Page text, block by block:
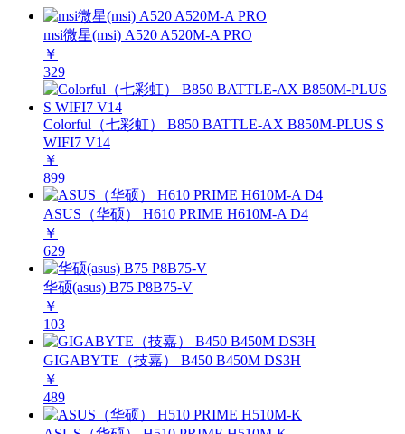
msi微星(msi) A520 A520M-A PRO
￥
329
Colorful（七彩虹） B850 BATTLE-AX B850M-PLUS S
WIFI7 V14
￥
899
ASUS（华硕） H610 PRIME H610M-A D4
￥
629
华硕(asus) B75 P8B75-V
￥
103
GIGABYTE（技嘉） B450 B450M DS3H
￥
489